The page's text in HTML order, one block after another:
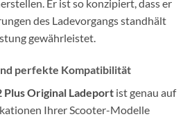
Er ist so konzipiert, dass er
des Ladevorgangs standhält
gewährleistet.
perfekte Kompatibilität
Plus Original Ladeport ist genau auf
Ihrer Scooter-Modelle